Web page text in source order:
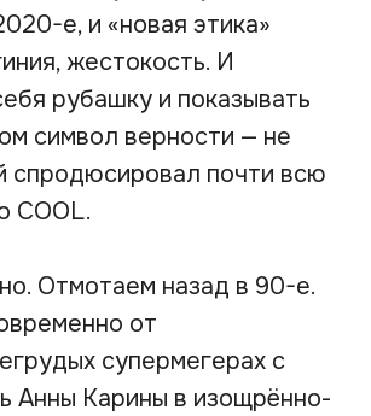
е, и «новая этика»
жестокость. И
рубашку и показывать
символ верности — не
спродюсировал почти всю
COOL.
Отмотаем назад в 90-е.
от
супермегерах с
Анны Карины в изощрённо-